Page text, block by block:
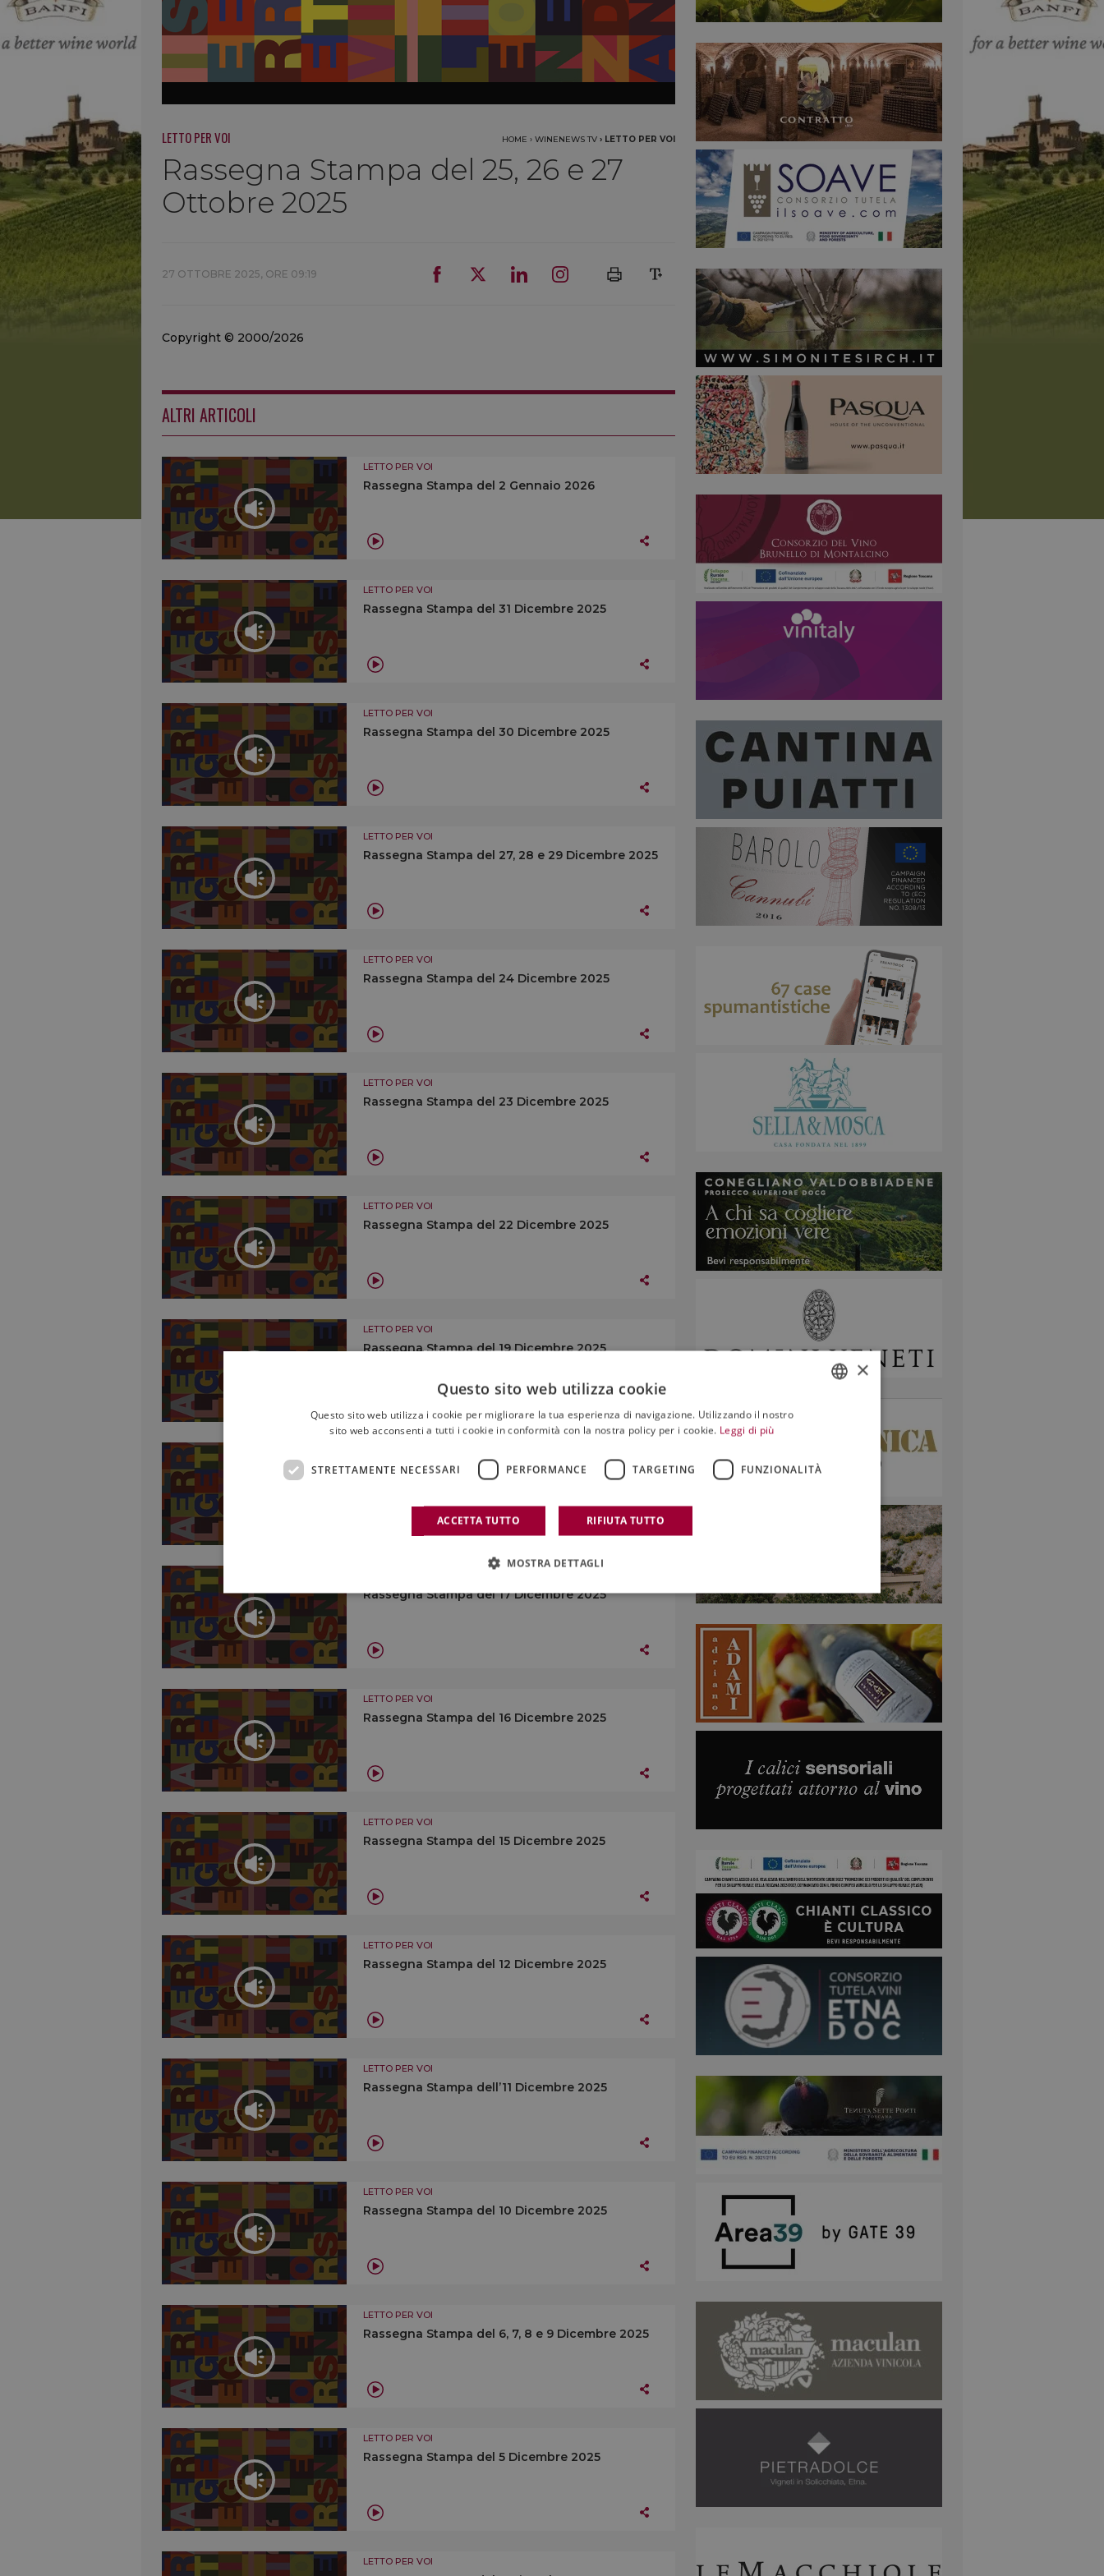
LETTO PER VOI HOME › WINENEWS TV › LETTO PER VOI
Rassegna Stampa del 25, 26 e 27
Ottobre 2025
27 OTTOBRE 2025, ORE 09:19
Copyright © 2000/2026
ALTRI ARTICOLI
LETTO PER VOI
Rassegna Stampa del 2 Gennaio 2026
LETTO PER VOI
Rassegna Stampa del 31 Dicembre 2025
LETTO PER VOI
Rassegna Stampa del 30 Dicembre 2025
LETTO PER VOI
Rassegna Stampa del 27, 28 e 29 Dicembre 2025
LETTO PER VOI
Rassegna Stampa del 24 Dicembre 2025
LETTO PER VOI
Rassegna Stampa del 23 Dicembre 2025
LETTO PER VOI
Rassegna Stampa del 22 Dicembre 2025
LETTO PER VOI
Rassegna Stampa del 19 Dicembre 2025
Rassegna Stampa del 18 Dicembre 2025
Rassegna Stampa del 17 Dicembre 2025
LETTO PER VOI
Rassegna Stampa del 16 Dicembre 2025
LETTO PER VOI
Rassegna Stampa del 15 Dicembre 2025
LETTO PER VOI
Rassegna Stampa del 12 Dicembre 2025
LETTO PER VOI
Rassegna Stampa dell’11 Dicembre 2025
LETTO PER VOI
Rassegna Stampa del 10 Dicembre 2025
LETTO PER VOI
Rassegna Stampa del 6, 7, 8 e 9 Dicembre 2025
LETTO PER VOI
Rassegna Stampa del 5 Dicembre 2025
LETTO PER VOI
×
Questo sito web utilizza cookie
Questo sito web utilizza i cookie per migliorare la tua esperienza di navigazione. Utilizzando il nostro
sito web acconsenti a tutti i cookie in conformità con la nostra policy per i cookie. Leggi di più
STRETTAMENTE NECESSARI PERFORMANCE TARGETING FUNZIONALITÀ
ACCETTA TUTTO RIFIUTA TUTTO
MOSTRA DETTAGLI